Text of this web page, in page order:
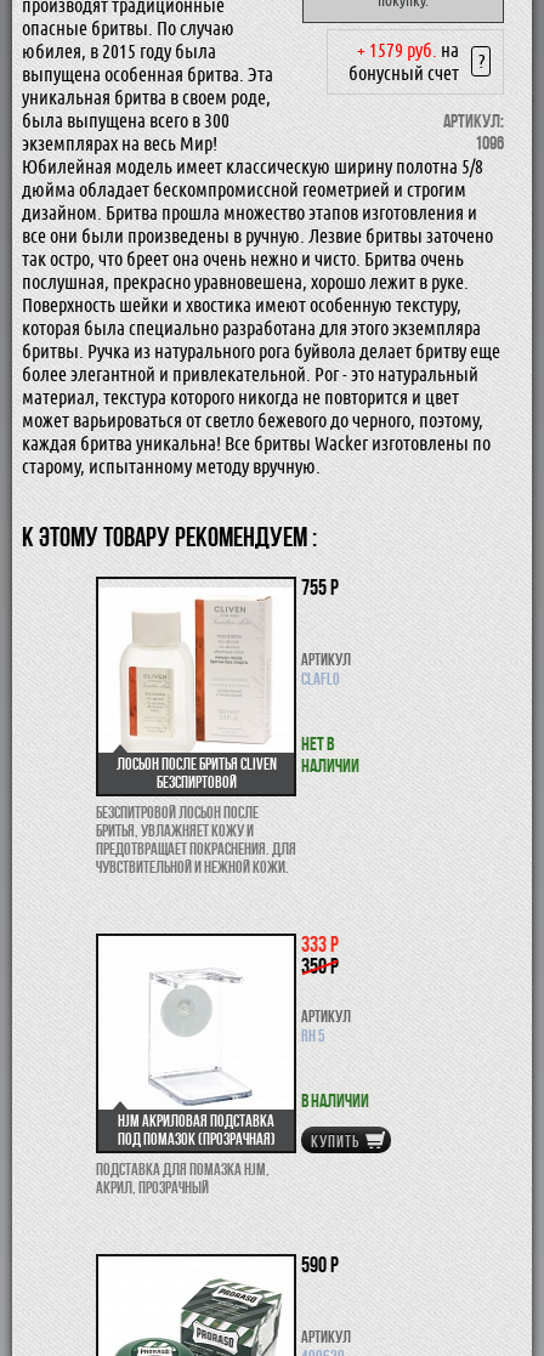
+ 1579 руб.на
бонусный счет
?
Артикул:
1096
производят традиционные
опасные бритвы. По случаю
юбилея, в 2015 году была
выпущена особенная бритва. Эта
уникальная бритва в своем роде,
была выпущена всего в 300
экземплярах на весь Мир!
Юбилейная модель имеет классическую ширину полотна 5/8
дюйма обладает бескомпромиссной геометрией и строгим
дизайном. Бритва прошла множество этапов изготовления и
все они были произведены в ручную. Лезвие бритвы заточено
так остро, что бреет она очень нежно и чисто. Бритва очень
послушная, прекрасно уравновешена, хорошо лежит в руке.
Поверхность шейки и хвостика имеют особенную текстуру,
которая была специально разработана для этого экземпляра
бритвы. Ручка из натурального рога буйвола делает бритву еще
более элегантной и привлекательной. Рог - это натуральный
материал, текстура которого никогда не повторится и цвет
может варьироваться от светло бежевого до черного, поэтому,
каждая бритва уникальна! Все бритвы Wacker изготовлены по
старому, испытанному методу вручную.
К ЭТОМУ ТОВАРУ РЕКОМЕНДУЕМ :
Лосьон после бритья Cliven
безспиртовой
Безспитровой лосьон после
бритья, увлажняет кожу и
предотвращает покраснения. Для
чувствительной и нежной кожи.
755 р
Артикул
claflo
Нет в
наличии
HJM Акриловая подставка
под помазок (прозрачная)
Подставка для помазка HJM,
акрил, прозрачный
333 р
350 р
Артикул
RH 5
В наличии
КУПИТЬ
590 р
Артикул